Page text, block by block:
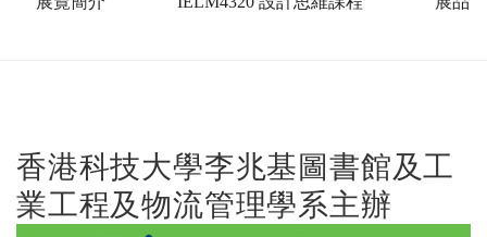
課
香港科技大學李兆基圖書館及工
業工程及物流管理學系主辦